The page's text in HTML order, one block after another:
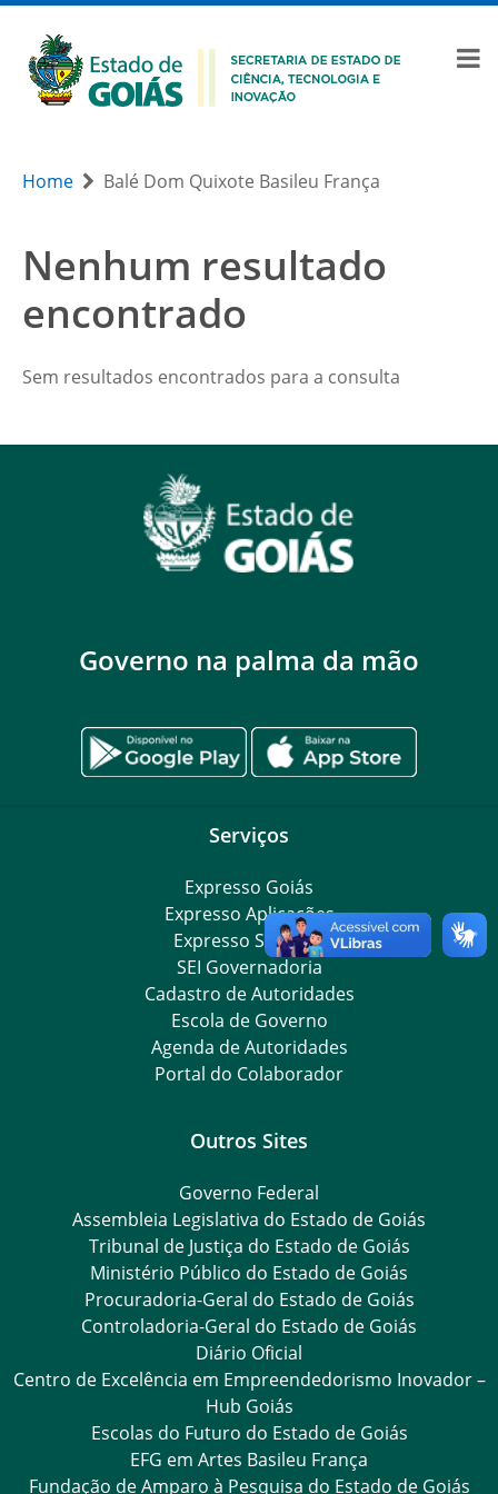
Home Balé Dom Quixote Basileu França
Nenhum resultado
encontrado
Sem resultados encontrados para a consulta
Governo na palma da mão
Serviços
Expresso Goiás
Expresso Aplicações
Expresso Servidor
SEI Governadoria
Cadastro de Autoridades
Escola de Governo
Agenda de Autoridades
Portal do Colaborador
Outros Sites
Governo Federal
Assembleia Legislativa do Estado de Goiás
Tribunal de Justiça do Estado de Goiás
Ministério Público do Estado de Goiás
Procuradoria-Geral do Estado de Goiás
Controladoria-Geral do Estado de Goiás
Diário Oficial
Centro de Excelência em Empreendedorismo Inovador –
Hub Goiás
Escolas do Futuro do Estado de Goiás
EFG em Artes Basileu França
Fundação de Amparo à Pesquisa do Estado de Goiás